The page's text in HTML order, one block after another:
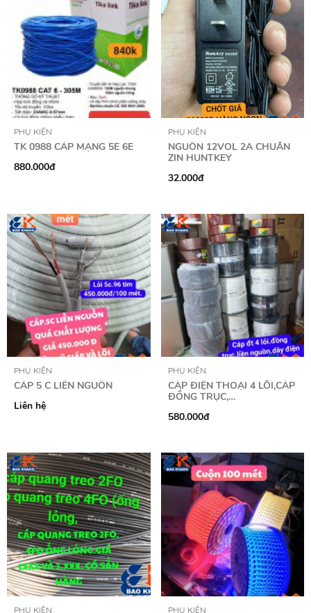
PHỤ KIỆN
TK 0988 CÁP MẠNG 5E 6E
880.000đ
PHỤ KIỆN
NGUỒN 12VOL 2A CHUẨN
ZIN HUNTKEY
32.000đ
PHỤ KIỆN
CÁP 5 C LIỀN NGUỒN
Liên hệ
PHỤ KIỆN
CÁP ĐIỆN THOẠI 4 LÕI,CÁP
ĐỒNG TRỤC,…
580.000đ
PHỤ KIỆN PHỤ KIỆN